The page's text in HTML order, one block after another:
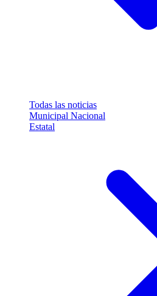
Todas las noticias
Municipal Nacional
Estatal